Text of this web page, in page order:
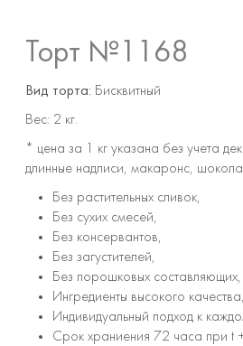
Торт №1168
Вид торта: Бисквитный
Вес: 2 кг.
* цена за 1 кг указана без учета
длинные надписи, макаронс,
Без растительных сливок,
Без сухих смесей,
Без консервантов,
Без загустителей,
Без порошковых составляющих,
Ингредиенты высокого качества,
Индивидуальный подход к
Срок храниения 72 часа при t